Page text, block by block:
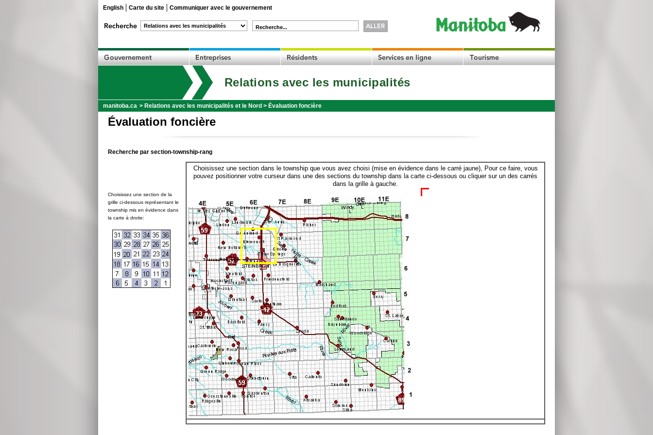
English Carte du site Communiquer avec le gouvernement
Recherche...
Relations avec les municipalités
manitoba.ca > Relations avec les municipalités et le Nord > Évaluation foncière
Évaluation foncière
Recherche par section-township-rang
Choisissez une section de la
grille ci-dessous représentant le
township mis en évidence dans
la carte à droite:
Choisissez une section dans le township que vous avez choisi (mise en évidence dans le carré jaune), Pour ce faire, vous
pouvez positionner votre curseur dans une des sections du township dans la carte ci-dessous ou cliquer sur un des carrés
dans la grille à gauche.